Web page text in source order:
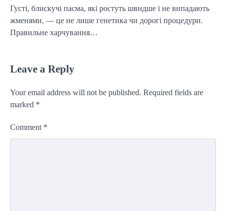
Густі, блискучі пасма, які ростуть швидше і не випадають
жменями, — це не лише генетика чи дорогі процедури.
Правильне харчування…
Leave a Reply
Your email address will not be published. Required fields are
marked *
Comment *